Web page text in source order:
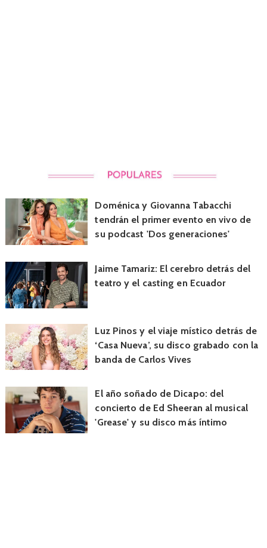
Doménica y Giovanna Tabacchi
tendrán el primer evento en vivo de
su podcast 'Dos generaciones'
Jaime Tamariz: El cerebro detrás del
teatro y el casting en Ecuador
Luz Pinos y el viaje místico detrás de
‘Casa Nueva’, su disco grabado con la
banda de Carlos Vives
El año soñado de Dicapo: del
concierto de Ed Sheeran al musical
'Grease' y su disco más íntimo